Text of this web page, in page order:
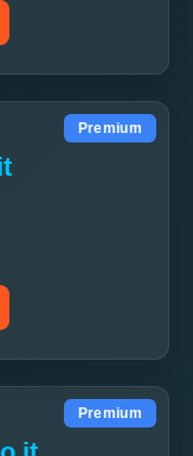
Premium
Premium